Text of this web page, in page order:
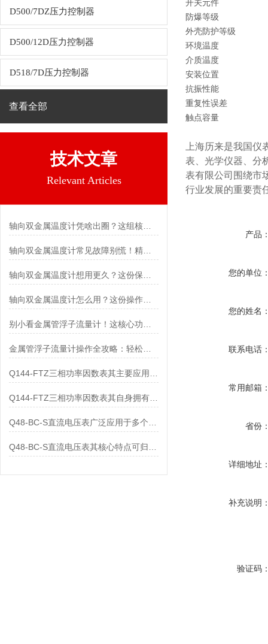
D500/7DZ压力控制器
D500/12D压力控制器
D518/7D压力控制器
查看全部
技术文章
Relevant Articles
轴向双金属温度计凭啥出圈？这组核心特点给出了答案
轴向双金属温度计常见故障别慌！精准定位，轻松搞定难题
轴向双金属温度计怎么用？这份操作指南，新手也能快速拿捏！
金属管浮子流量计操作全攻略：轻松拿捏，精准掌控每一步！
Q144-FTZ三相功率因数表其自身拥有怎样的功能呢？
开关元件
防爆等级
外壳防护等级
环境温度
介质温度
安装位置
抗振性能
重复性误差
触点容量
上海历来是我国
表、光学仪器、分
表有限公司围绕市
行业发展的重要责
产品
您的单位
您的姓名
联系电话
常用邮箱
省份
详细地址
补充说明
验证码